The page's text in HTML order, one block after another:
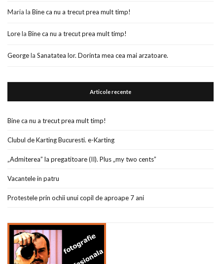
Maria la Bine ca nu a trecut prea mult timp!
Lorela Bine ca nu a trecut prea mult timp!
Georgela Sanatatea lor. Dorinta mea cea mai arzatoare.
Articole recente
Bine ca nu a trecut prea mult timp!
Clubul de Karting Bucuresti. e-Karting
„Admiterea” la pregatitoare (II). Plus „my two cents”
Vacantele in patru
Protestele prin ochii unui copil de aproape 7 ani